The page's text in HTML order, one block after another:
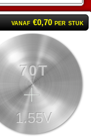
vanaf €0,70 per stuk
70T
1.55V